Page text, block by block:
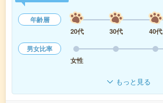
年齢層
20代
30代 40代
男女比率
女性
もっと見る